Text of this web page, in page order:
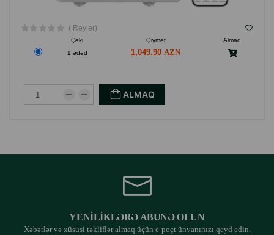
( Rəylər)
Çəki Qiymət
Almaq
1 ədəd
1,049.90
ALMAQ
YENILIKLƏRƏ ABUNƏ OLUN
Xəbərlər və xüsusi təkliflər almaq üçün e-poçt ünvanınızı qeyd edin.